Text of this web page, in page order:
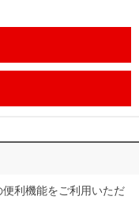
便利機能をご利用いただ